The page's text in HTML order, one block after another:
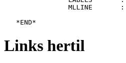
Links hertil